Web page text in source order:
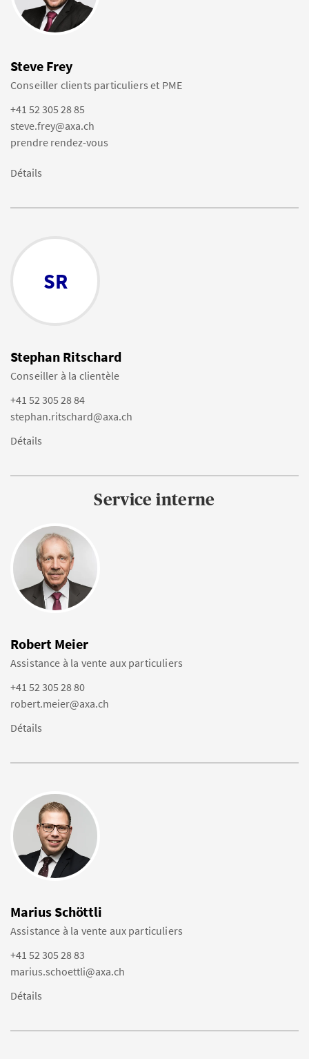
Steve Frey
Conseiller clients particuliers et PME
+41 52 305 28 85
steve.frey@axa.ch
prendre rendez-vous
Détails
SR
Stephan Ritschard
Conseiller à la clientèle
+41 52 305 28 84
stephan.ritschard@axa.ch
Détails
Service interne
Robert Meier
Assistance à la vente aux particuliers
+41 52 305 28 80
robert.meier@axa.ch
Détails
Marius Schöttli
Assistance à la vente aux particuliers
+41 52 305 28 83
marius.schoettli@axa.ch
Détails